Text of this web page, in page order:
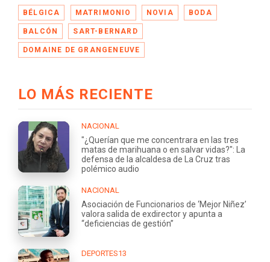
BÉLGICA MATRIMONIO NOVIA BODA
BALCÓN SART-BERNARD
DOMAINE DE GRANGENEUVE
LO MÁS RECIENTE
NACIONAL
"¿Querían que me concentrara en las tres
matas de marihuana o en salvar vidas?": La
defensa de la alcaldesa de La Cruz tras
polémico audio
NACIONAL
Asociación de Funcionarios de ‘Mejor Niñez’
valora salida de exdirector y apunta a
“deficiencias de gestión”
DEPORTES13